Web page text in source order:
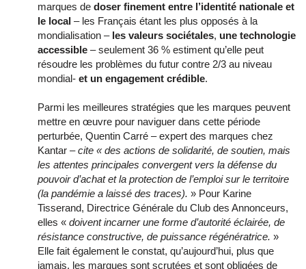
marques de doser finement entre l’identité nationale et
le local – les Français étant les plus opposés à la
mondialisation – les valeurs sociétales, une technologie
accessible – seulement 36 % estiment qu’elle peut
résoudre les problèmes du futur contre 2/3 au niveau
mondial- et un engagement crédible.
Parmi les meilleures stratégies que les marques peuvent
mettre en œuvre pour naviguer dans cette période
perturbée, Quentin Carré – expert des marques chez
Kantar –cite « des actions de solidarité, de soutien, mais
les attentes principales convergent vers la défense du
pouvoir d’achat et la protection de l’emploi sur le territoire
(la pandémie a laissé des traces). » Pour Karine
Tisserand, Directrice Générale du Club des Annonceurs,
elles « doivent incarner une forme d’autorité éclairée, de
résistance constructive, de puissance régénératrice. »
Elle fait également le constat, qu’aujourd’hui, plus que
jamais, les marques sont scrutées et sont obligées de